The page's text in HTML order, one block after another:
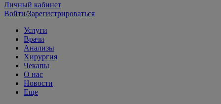
Личный кабинет
Войти/Зарегистрироваться
Услуги
Врачи
Анализы
Хирургия
Чекапы
О нас
Новости
Еще